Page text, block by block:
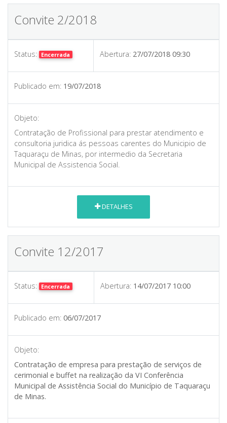
Convite 2/2018
Status: Encerrada Abertura: 27/07/2018 09:30
Publicado em: 19/07/2018
Objeto:
Contratação de Profissional para prestar atendimento e
consultoria juridica ás pessoas carentes do Municipio de
Taquaraçu de Minas, por intermedio da Secretaria
Municipal de Assistencia Social.
DETALHES
Convite 12/2017
Status: Encerrada Abertura: 14/07/2017 10:00
Publicado em: 06/07/2017
Objeto:
Contratação de empresa para prestação de serviços de
cerimonial e buffet na realização da VI Conferência
Municipal de Assistência Social do Município de Taquaraçu
de Minas.